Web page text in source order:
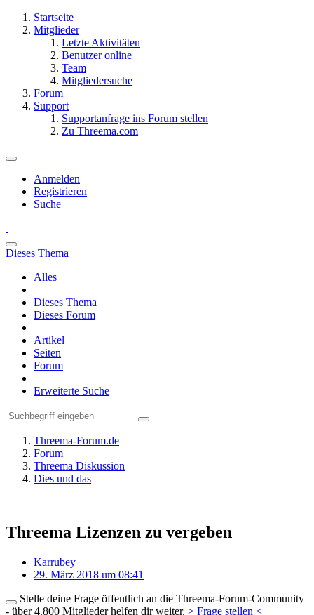
Startseite
Mitglieder
Letzte Aktivitäten
Benutzer online
Team
Mitgliedersuche
Forum
Support
Supportanfrage ins Forum stellen
Zu Threema.com
Anmelden
Registrieren
Suche
Dieses Thema
Alles
Dieses Thema
Dieses Forum
Artikel
Seiten
Forum
Erweiterte Suche
Threema-Forum.de
Forum
Threema Diskussion
Dies und das
Threema Lizenzen zu vergeben
Karrubey
29. März 2018 um 08:41
Stelle deine Frage öffentlich an die Threema-Forum-Community
- über 4.800 Mitglieder helfen dir weiter. > Frage stellen <